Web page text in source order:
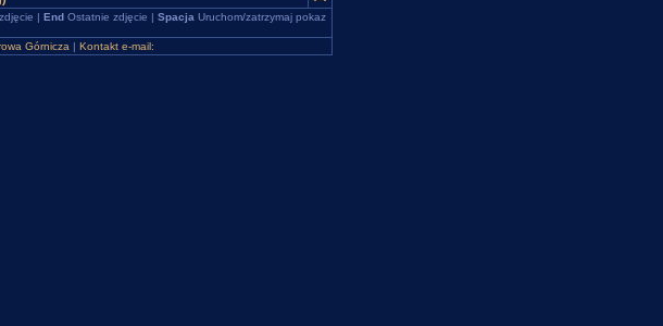
| EndOstatnie zdjęcie | Spacja Uruchom/zatrzymaj pokaz
Górnicza | Kontakt e-mail: